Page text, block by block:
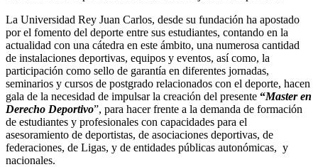
La Universidad Rey Juan Carlos, desde su fundación ha apostado
por el fomento del deporte entre sus estudiantes, contando en la
actualidad con una cátedra en este ámbito, una numerosa cantidad
de instalaciones deportivas, equipos y eventos, así como, la
participación como sello de garantía en diferentes jornadas,
seminarios y cursos de postgrado relacionados con el deporte, hacen
gala de la necesidad de impulsar la creación del presente “Master en
Derecho Deportivo”, para hacer frente a la demanda de formación
de estudiantes y profesionales con capacidades para el
asesoramiento de deportistas, de asociaciones deportivas, de
federaciones, de Ligas, y de entidades públicas autonómicas, y
nacionales.